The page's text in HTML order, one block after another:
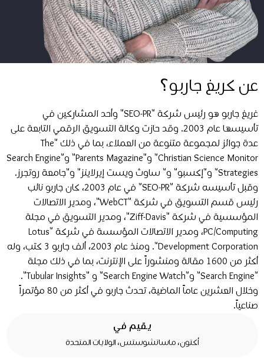
عن كريغ جاربو؟
غريغ جاربو هو رئيس شركة "SEO-PR" وأحد المشاركين في
تأسيسها عام 2003. وقد حازت وكالة التسويق الرقمي التابعة على
عدة جوائز لمجموعة متنوعة من العملاء، بما في ذلك "The
Christian Science Monitor" و"Parents Magazine" و"Search Engine
Strategies" و"إكسبو" و" ساوث ويست إيرلاينز" و"جامعة روتجرز.
وقبل تأسيسه شركة "SEO-PR" في عام 2003، كان جاربو نائب
رئيس قسم التسويق في شركة "WebCT"، ومدير الاتصالات
المؤسسية في شركة "Ziff-Davis"، ومدير التسويق في مجلة
PC/Computing، ومدير الاتصالات المؤسسة في شركة "Lotus
Development Corporation". ومنذ عام 2003، ألف جاربو 3 كتب، وله
أكثر من 1600 مقالة ومنشوراً على الإنترنت، بما في ذلك مجلة
"Search Engine" و"Search Engine Watch" و "Tubular Insights".
وخلال العشرين عاماً الماضية، تحدث جاربو في أكثر من 80 مؤتمراً
صناعياً.
يقيم في
أكتون، ماساتشوستس، الولايات المتحدة